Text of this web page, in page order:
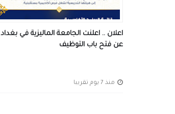
اعلان .. اعلنت الجامعة الماليزية في بغداد
عن فتح باب التوظيف
منذ 7 يوم تقريبا